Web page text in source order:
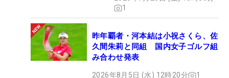
1
昨年覇者・河本結は小祝さくら、佐
久間朱莉と同組 国内女子ゴルフ組
み合わせ発表
2026年8月5日 (水) 12時20分 1